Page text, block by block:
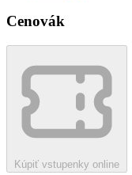
Cenovák
Kúpiť vstupenky online